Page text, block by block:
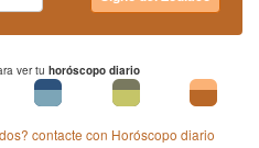
ver tu horóscopo diario
contacte con Horóscopo diario